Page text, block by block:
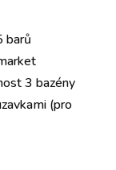
barů
3 bazény
(pro